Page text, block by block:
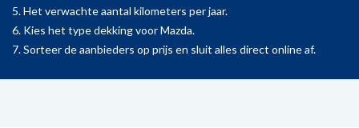
5. Het verwachte aantal kilometers per jaar.
6. Kies het type dekking voor Mazda.
7. Sorteer de aanbieders op prijs en sluit alles direct online af.